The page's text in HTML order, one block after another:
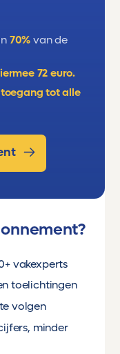
70% van de
72 euro.
toegang tot alle
vakexperts
toelichtingen
volgen
minder